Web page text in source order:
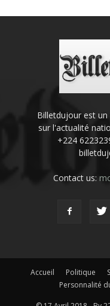
Billetdujour est
sur l'actualité
+224
Contact us:
Accueil Politique
Personnalité